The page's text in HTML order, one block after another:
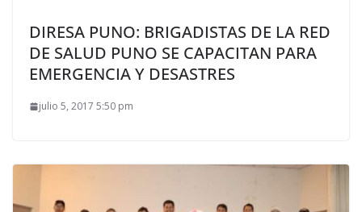
DIRESA PUNO: BRIGADISTAS DE LA RED
DE SALUD PUNO SE CAPACITAN PARA
EMERGENCIA Y DESASTRES
julio 5, 2017 5:50 pm